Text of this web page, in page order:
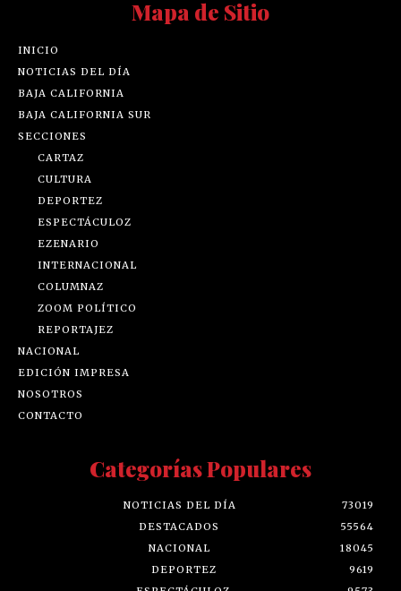
Mapa de Sitio
INICIO
NOTICIAS DEL DÍA
BAJA CALIFORNIA
BAJA CALIFORNIA SUR
SECCIONES
CARTAZ
CULTURA
DEPORTEZ
ESPECTÁCULOZ
EZENARIO
INTERNACIONAL
COLUMNAZ
ZOOM POLÍTICO
REPORTAJEZ
NACIONAL
EDICIÓN IMPRESA
NOSOTROS
CONTACTO
Categorías Populares
NOTICIAS DEL DÍA
73019
DESTACADOS
55564
NACIONAL
18045
DEPORTEZ
9619